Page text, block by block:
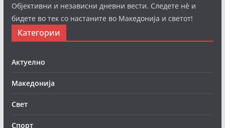
Објективни и независни дневни вести. Следете нè и
бидете во тек со настаните во Македонија и светот!
Категории
Актуелно
Македонија
Свет
Спорт